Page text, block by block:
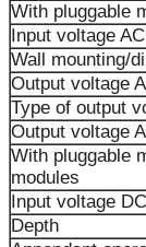
With pluggable
Input voltage
Wall mounting/
Output voltage
Type of output
Output voltage
With pluggable
modules
Input voltage DC
Depth